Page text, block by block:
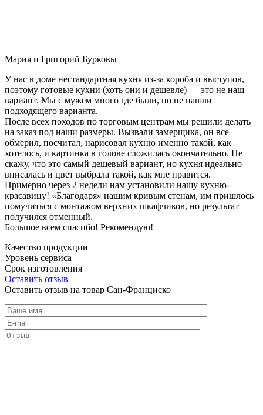
Мария и Григорий Бурковы
У нас в доме нестандартная кухня из-за короба и выступов,
поэтому готовые кухни (хоть они и дешевле) — это не наш
вариант. Мы с мужем много где были, но не нашли
подходящего варианта.
После всех походов по торговым центрам мы решили делать
на заказ под наши размеры. Вызвали замерщика, он все
обмерил, посчитал, нарисовал кухню именно такой, как
хотелось, и картинка в голове сложилась окончательно. Не
скажу, что это самый дешевый вариант, но кухня идеально
вписалась и цвет выбрала такой, как мне нравится.
Примерно через 2 недели нам установили нашу кухню-
красавицу! «Благодаря» нашим кривым стенам, им пришлось
помучиться с монтажом верхних шкафчиков, но результат
получился отменный.
Большое всем спасибо! Рекомендую!
Качество продукции
Уровень сервиса
Срок изготовления
Оставить отзыв
Оставить отзыв на товар Сан-Франциско